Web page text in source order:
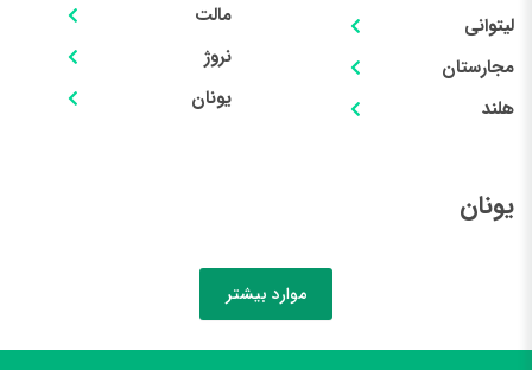
لیتوانی
مالت
مجارستان
نروژ
هلند
یونان
یونان
موارد بیشتر